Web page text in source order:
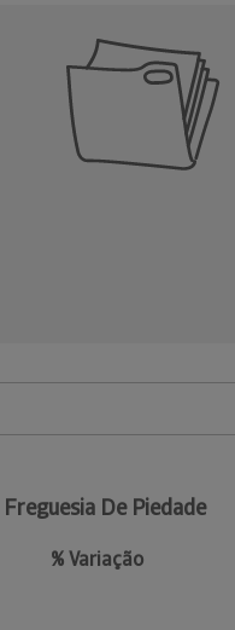
Freguesia De Piedade
% Variação